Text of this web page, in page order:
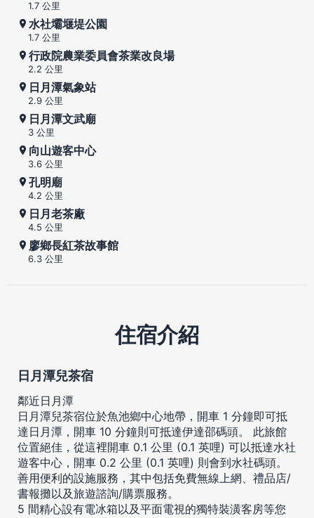
1.7 公里
水社壩堰堤公園
1.7 公里
行政院農業委員會茶業改良場
2.2 公里
日月潭氣象站
2.9 公里
日月潭文武廟
3 公里
向山遊客中心
3.6 公里
孔明廟
4.2 公里
日月老茶廠
4.5 公里
廖鄉長紅茶故事館
6.3 公里
住宿介紹
日月潭兒茶宿
鄰近日月潭
日月潭兒茶宿位於魚池鄉中心地帶，開車 1 分鐘即可抵
達日月潭，開車 10 分鐘則可抵達伊達邵碼頭。 此旅館
位置絕佳，從這裡開車 0.1 公里 (0.1 英哩) 可以抵達水社
遊客中心，開車 0.2 公里 (0.1 英哩) 則會到水社碼頭。
善用便利的設施服務，其中包括免費無線上網、禮品店/
書報攤以及旅遊諮詢/購票服務。
5 間精心設有電冰箱以及平面電視的獨特裝潢客房等您